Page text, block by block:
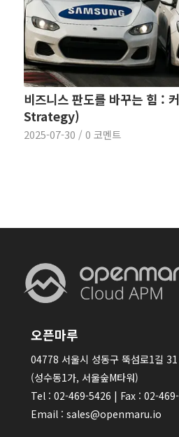
비즈니스 판도를 바꾸는 힘 :
Strategy)
2025-07-30 / 0 코멘트
오픈마루
04778 서울시 성동구 뚝섬로1길
(성수동1가, 서울숲M타워)
Tel : 02-469-5426 | Fax : 02-
Email : sales@openmaru.io